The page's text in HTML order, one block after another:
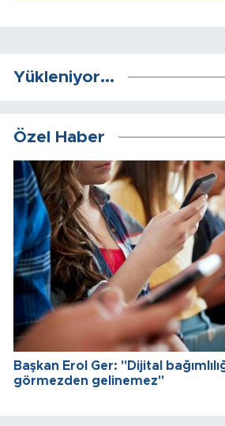
Yükleniyor...
Özel Haber
Başkan Erol Ger: "Dijital
görmezden gelinemez"